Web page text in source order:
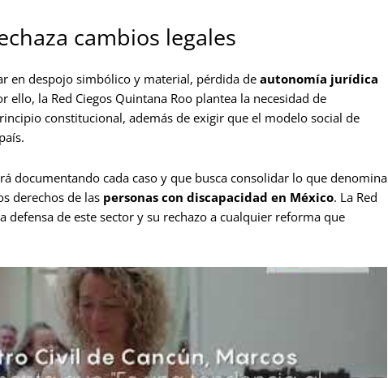
cambios legales
en despojo simbólico y material, pérdida de autonomía jurídica
la Red Ciegos Quintana Roo plantea la necesidad de
constitucional, además de exigir que el modelo social de
documentando cada caso y que busca consolidar lo que denomina
derechos de las personas con discapacidad en México. La Red
de este sector y su rechazo a cualquier reforma que